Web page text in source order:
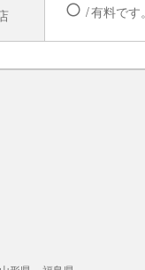
有
有料です。